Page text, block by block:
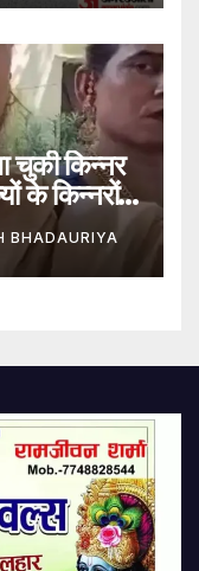
किन्नर
के किन्नरों
BHADAURIYA